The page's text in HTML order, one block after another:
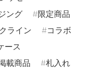
ング
限定商品
ライン
コラボ
ース
載商品
札入れ